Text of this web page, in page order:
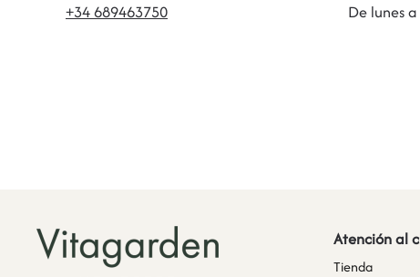
+34 689463750
De lunes
Atención al
Tienda